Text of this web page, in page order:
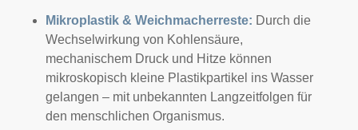
Mikroplastik & Weichmacherreste: Durch die
Wechselwirkung von Kohlensäure,
mechanischem Druck und Hitze können
mikroskopisch kleine Plastikpartikel ins Wasser
gelangen – mit unbekannten Langzeitfolgen für
den menschlichen Organismus.